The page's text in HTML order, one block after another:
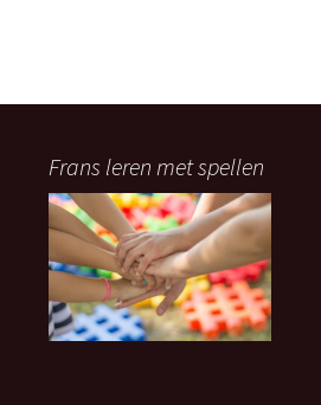
Frans leren met spellen